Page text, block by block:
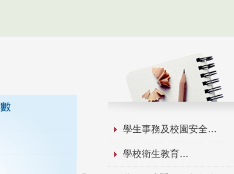
學生事務及校園安全
學校衛生教育